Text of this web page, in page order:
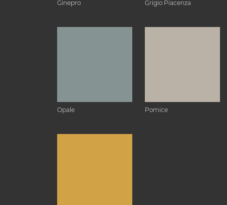
Ginepro Grigio Piacenza
Opale Pomice